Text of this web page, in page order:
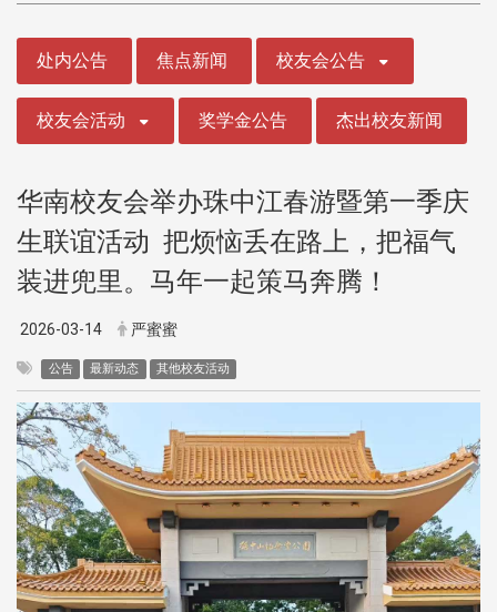
处内公告 焦点新闻 校友会公告
校友会活动 奖学金公告 杰出校友新闻
华南校友会举办珠中江春游暨第一季庆
生联谊活动 把烦恼丢在路上，把福气
装进兜里。马年一起策马奔腾！
2026-03-14 严蜜蜜
公告 最新动态 其他校友活动